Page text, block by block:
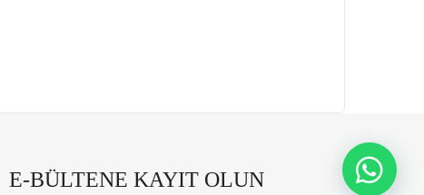
E-BÜLTENE KAYIT OLUN